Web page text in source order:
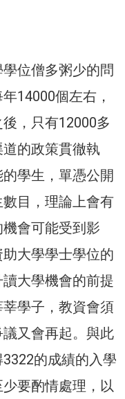
位僧多粥少的問
14000個左右，
，只有12000多
的政策貫徹執
學生，單憑公開
目，理論上會有
會可能受到影
大學學士學位的
大學機會的前提
學子，教資會須
又會再起。與此
的成績的入學
要酌情處理，以